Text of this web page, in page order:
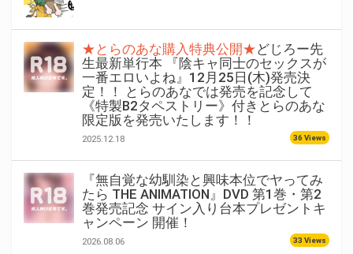
★とらのあな購入特典公開★どじろー先
生最新単行本 『陰キャ同士のセックスが
一番エロいよね』12月25日(木)発売決
定！！ とらのあなでは発売を記念して
《特製B2タペストリー》付きとらのあな
限定版を発売いたします！！
2025.12.18 36 Views
『無自覚な幼馴染と興味本位でヤってみ
たら THE ANIMATION』DVD 第1巻・第2
巻発売記念 サイン入り台本プレゼントキ
ャンペーン 開催！
2026.08.06 33 Views